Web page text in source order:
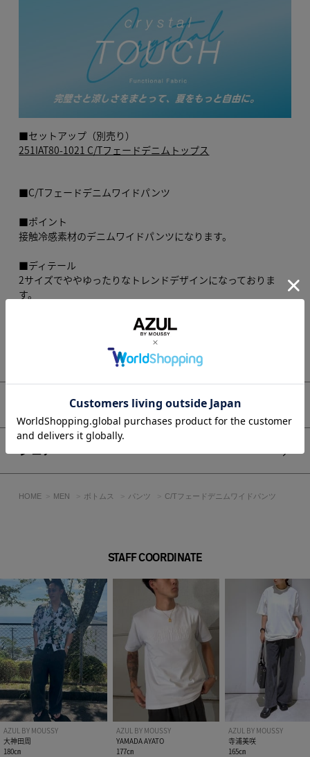
■セットアップ（別売り）
251IAT80-1021 C/Tフェードデニムトップス
■C/Tフェードデニムワイドパンツ
■ポイント
接触冷感素材のデニムワイドパンツになります。
■ディテール
2サイズでややゆったりなトレンドデザインになっておりま
す。
ウエストがリブになっており、着心地も抜群です。
同素材の251IAT80-1021C/Tフェードデニムトップスとセット
アップで着ていただくのがおすすめです。
■生地
カットソー生地にデニムの加工を施しています。
接触冷感機能が備わった素材です。
■モデル身長：180cm、着用サイズ：モデルサイズ ※モデ
ルサイズは販売しておりません
[注意事項]
※画像の商品はサンプルです。実際の商品と仕様、加工が若干
異なる場合があります。
※画像の商品は光の照射や角度、お使いのモニター環境によ
り、実物と色味が異なる場合がございます。
※着用、お取り扱いの際は、アテンションタグをご確認くださ
い。
もっと見る
アイテムサイズ
シェア
HOME MEN ボトムス パンツ C/Tフェードデニムワイドパンツ
STAFF COORDINATE
AZUL BY MOUSSY
大神田周
180㎝
AZUL BY MOUSSY
YAMADA AYATO
177㎝
AZUL BY MOUSSY
寺浦美咲
165㎝